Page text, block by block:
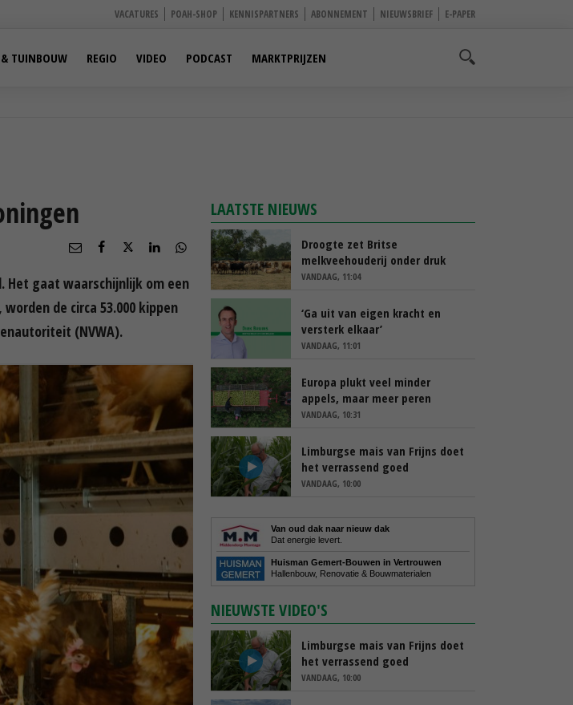
VACATURES POAH-SHOP KENNISPARTNERS ABONNEMENT NIEUWSBRIEF E-PAPER
TUINBOUW REGIO VIDEO PODCAST MARKTPRIJZEN
Het gaat waarschijnlijk om een
de circa 53.000 kippen
(NVWA).
LAATSTE NIEUWS
Droogte zet Britse
melkveehouderij onder druk
VANDAAG, 11:04
‘Ga uit van eigen kracht en
versterk elkaar’
VANDAAG, 11:01
Europa plukt veel minder
appels, maar meer peren
VANDAAG, 10:31
Limburgse mais van Frijns doet
het verrassend goed
VANDAAG, 10:00
Van oud dak naar nieuw dak
Dat energie levert.
Huisman Gemert-Bouwen in Vertrouwen
Hallenbouw, Renovatie & Bouwmaterialen
NIEUWSTE VIDEO'S
Limburgse mais van Frijns doet
het verrassend goed
VANDAAG, 10:00